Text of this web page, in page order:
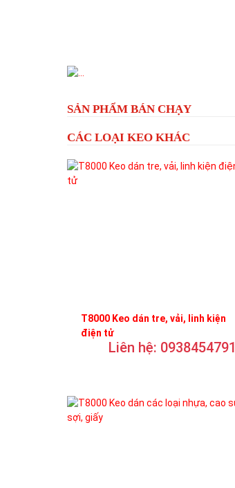
SẢN PHẨM BÁN CHẠY
CÁC LOẠI KEO KHÁC
T8000 Keo dán tre, vải, linh kiện
điện tử
Liên hệ: 0938454791